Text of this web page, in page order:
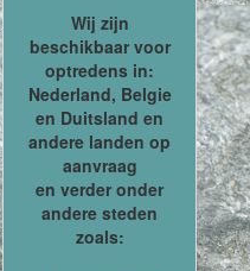
Wij zijn
beschikbaar voor
optredens in:
Nederland, Belgie
en Duitsland en
andere landen op
aanvraag
en verder onder
andere steden
zoals: